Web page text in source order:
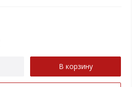
В корзину